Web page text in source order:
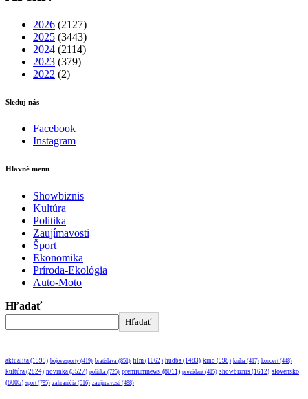
2026 (2127)
2025 (3443)
2024 (2114)
2023 (379)
2022 (2)
Sleduj nás
Facebook
Instagram
Hlavné menu
Showbiznis
Kultúra
Politika
Zaujímavosti
Šport
Ekonomika
Príroda-Ekológia
Auto-Moto
Hľadať
Hľadať
aktualita (1595) bojovesporty (419) bratislava (851) film (1062) hudba (1483) kino (998) kniha (417) koncert (448)
kultúra (2824) novinka (3527) politika (725) premiumnews (8011) prezident (415) showbiznis (1612) slovensko
(8005) sport (785) zahraničie (516) zaujímavosti (488)